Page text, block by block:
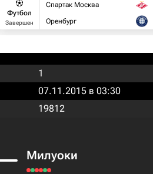
Футбол
Завершен
Спартак Москва
Оренбург
1
07.11.2015 в 03:30
19812
Милуоки